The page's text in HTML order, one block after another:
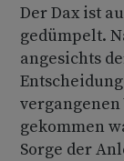
Der Dax ist
gedümpelt.
angesichts
vergangenen
gekommen
Sorge der